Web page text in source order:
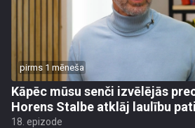
pirms 1 mēneša
Kāpēc mūsu senči izvēlējās
Horens Stalbe atklāj laulību
18. epizode